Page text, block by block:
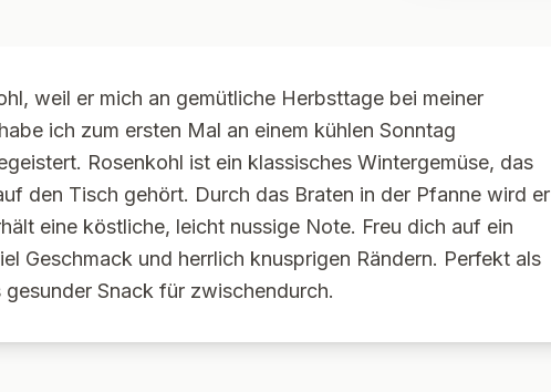
weil er mich an gemütliche Herbsttage bei meiner
ich zum ersten Mal an einem kühlen Sonntag
Rosenkohl ist ein klassisches Wintergemüse, das
den Tisch gehört. Durch das Braten in der Pfanne wird er
eine köstliche, leicht nussige Note. Freu dich auf ein
Geschmack und herrlich knusprigen Rändern. Perfekt als
Snack für zwischendurch.